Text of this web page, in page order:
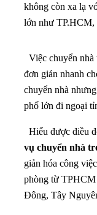
không còn xa lạ
lớn như TP.HCM,
Việc chuyển nhà
đơn giản nhanh
chuyển nhà nhưng
phố lớn đi ngoại
Hiểu được điều
vụ chuyển nhà
giản hóa công
phòng từ TPHCM
Đông, Tây